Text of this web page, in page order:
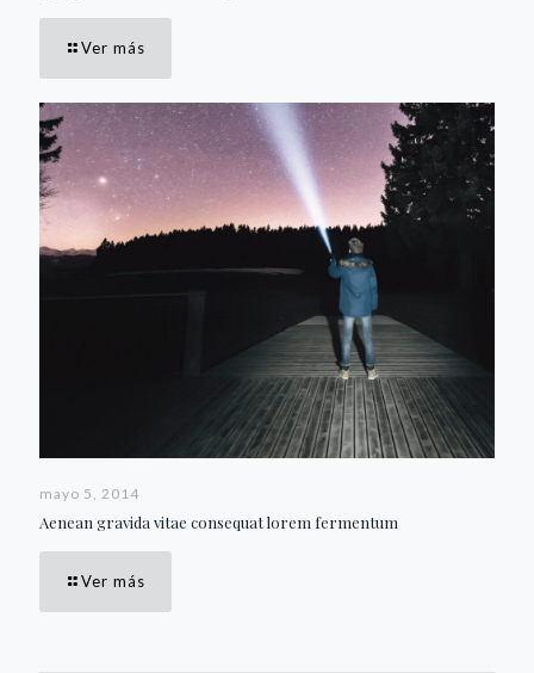
Ver más
mayo 5, 2014
Aenean gravida vitae consequat lorem fermentum
Ver más